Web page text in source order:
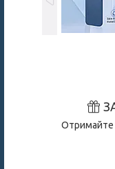
Отримайте